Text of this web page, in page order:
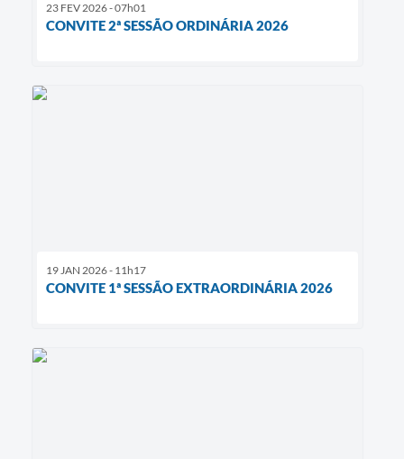
23 FEV 2026 - 07h01
CONVITE 2ª SESSÃO ORDINÁRIA 2026
19 JAN 2026 - 11h17
CONVITE 1ª SESSÃO EXTRAORDINÁRIA 2026